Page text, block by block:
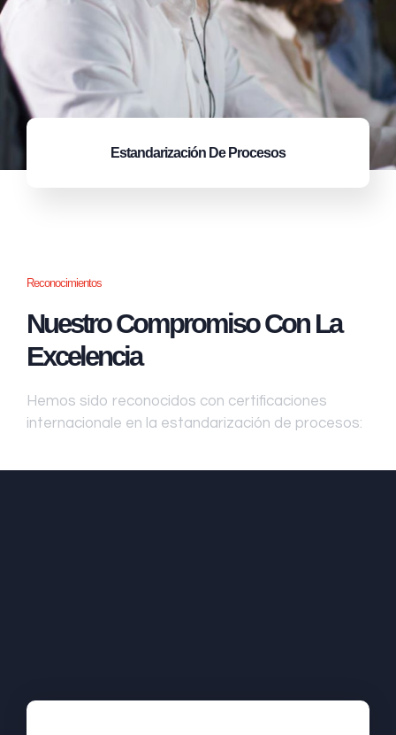
Estandarización De Procesos
Reconocimientos
Nuestro Compromiso Con La
Excelencia
Hemos sido reconocidos con certificaciones
internacionale en la estandarización de procesos: